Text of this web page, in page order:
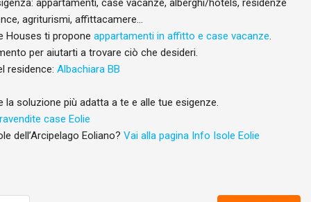
appartamenti, case vacanze, alberghi/hotels, residenze
agriturismi, affittacamere…
Houses ti propone appartamenti in affitto e case vacanze.
per aiutarti a trovare ciò che desideri.
residence: Albachiara BB
soluzione più adatta a te e alle tue esigenze.
case Eolie
dell’Arcipelago Eoliano? Vai alla pagina Info Isole Eolie